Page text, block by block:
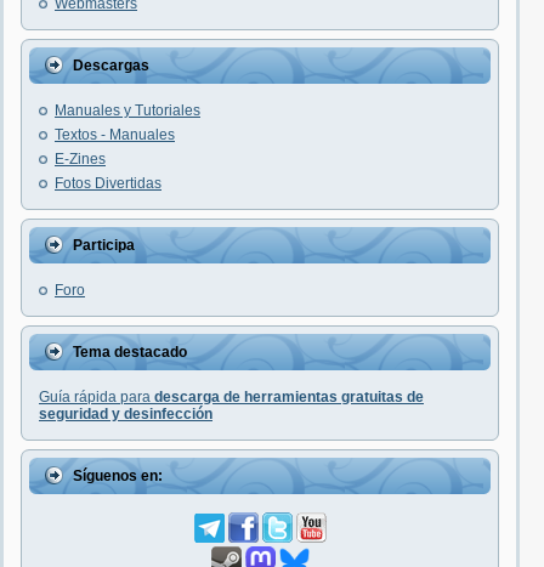
Webmasters
Descargas
Manuales y Tutoriales
Textos - Manuales
E-Zines
Fotos Divertidas
Participa
Foro
Tema destacado
Guía rápida para descarga de herramientas gratuitas de
seguridad y desinfección
Síguenos en: